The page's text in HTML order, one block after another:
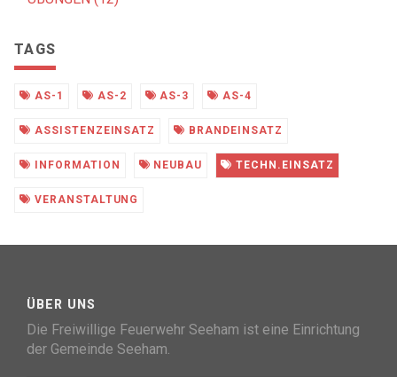
TAGS
AS-1 AS-2 AS-3 AS-4
ASSISTENZEINSATZ BRANDEINSATZ
INFORMATION NEUBAU TECHN.EINSATZ
VERANSTALTUNG
ÜBER UNS
Die Freiwillige Feuerwehr Seeham ist eine Einrichtung
der Gemeinde Seeham.